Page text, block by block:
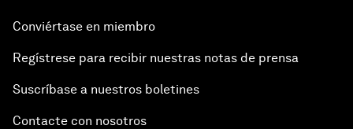
Conviértase en miembro
Regístrese para recibir nuestras notas de prensa
Suscríbase a nuestros boletines
Contacte con nosotros